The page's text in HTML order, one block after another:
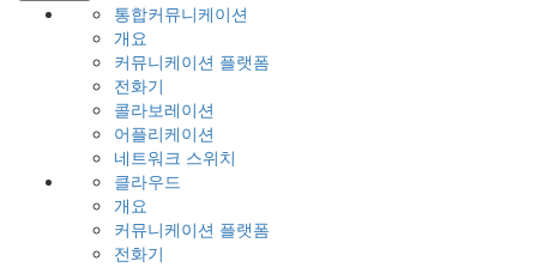
통합커뮤니케이션
개요
커뮤니케이션 플랫폼
전화기
콜라보레이션
어플리케이션
네트워크 스위치
클라우드
개요
커뮤니케이션 플랫폼
전화기